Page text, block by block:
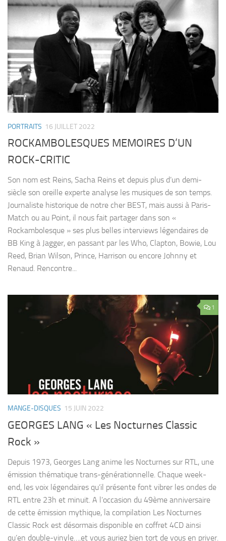
PORTRAITS 16 JUILLET 2022
ROCKAMBOLESQUES MEMOIRES D’UN
ROCK-CRITIC
Son nom est Reins, Sacha Reins et depuis plus d’un demi-
siècle son oreille experte analyse les musiques de son temps.
Journaliste historique de notre cher BEST, mais aussi à Paris-
Match ou au Point, il nous fait partager dans son «
Rockambolesque » ses plus belles interviews légendaires de
BB King à Jagger, en passant par les Who, Clapton, Bowie, Lou
Reed, Brian Wilson, Prince, Harrison ou encore Johnny et
Renaud. Rencontre...
1
MANGE-DISQUES 15 JUIN 2022
GEORGES LANG « Les Nocturnes Classic
Rock »
Depuis 1973, Georges Lang anime les Nocturnes sur RTL, une
émission thématique trans-générationnelle. Chaque week-
end, les voix légendaires qu’il présente font vibrer les ondes de
RTL entre 23h et minuit. A l’occasion du 49ème anniversaire
de cette émission mythique, la compilation Les Nocturnes
Classic Rock est désormais disponible en coffret 4CD ainsi
qu’en double-vinyle….et vous auriez bien tort de vous en priver.